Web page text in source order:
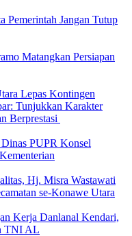
Pemerintah Jangan Tutup
Matangkan Persiapan
Lepas Kontingen
Tunjukkan Karakter
Berprestasi
PUPR Konsel
Hj. Misra Wastawati
se-Konawe Utara
Kerja Danlanal Kendari,
TNI AL